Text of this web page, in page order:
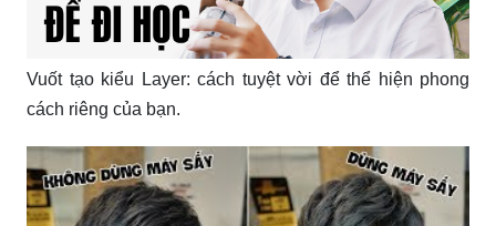
Vuốt tạo kiểu Layer: cách tuyệt vời để thể hiện phong
cách riêng của bạn.